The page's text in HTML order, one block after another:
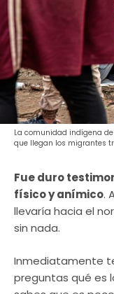
La comunidad indígena
que llegan los migrantes
Fue duro
físico y anímico.
llevaría hacia el
sin nada.
Inmediatamente
preguntas qué es